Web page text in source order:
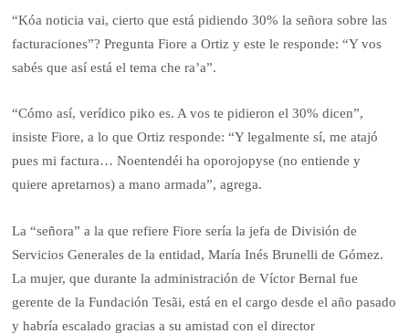
“Kóa noticia vai, cierto que está pidiendo 30% la señora sobre las
facturaciones”? Pregunta Fiore a Ortiz y este le responde: “Y vos
sabés que así está el tema che ra’a”.
“Cómo así, verídico piko es. A vos te pidieron el 30% dicen”,
insiste Fiore, a lo que Ortiz responde: “Y legalmente sí, me atajó
pues mi factura… Noentendéi ha oporojopyse (no entiende y
quiere apretarnos) a mano armada”, agrega.
La “señora” a la que refiere Fiore sería la jefa de División de
Servicios Generales de la entidad, María Inés Brunelli de Gómez.
La mujer, que durante la administración de Víctor Bernal fue
gerente de la Fundación Tesãi, está en el cargo desde el año pasado
y habría escalado gracias a su amistad con el director